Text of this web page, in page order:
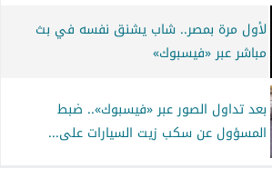
لأول مرة بمصر.. شاب يشنق نفسه في بث
مباشر عبر «فيسبوك»
بعد تداول الصور عبر «فيسبوك».. ضبط
المسؤول عن سكب زيت السيارات على...